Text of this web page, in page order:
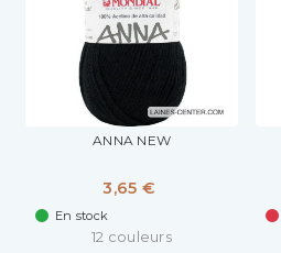
ANNA NEW
3,65 €
En stock
12 couleurs